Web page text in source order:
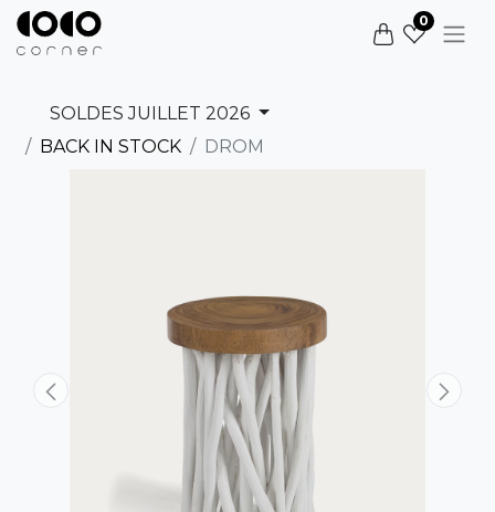
0
SOLDES JUILLET 2026
BACK IN STOCK
DROM